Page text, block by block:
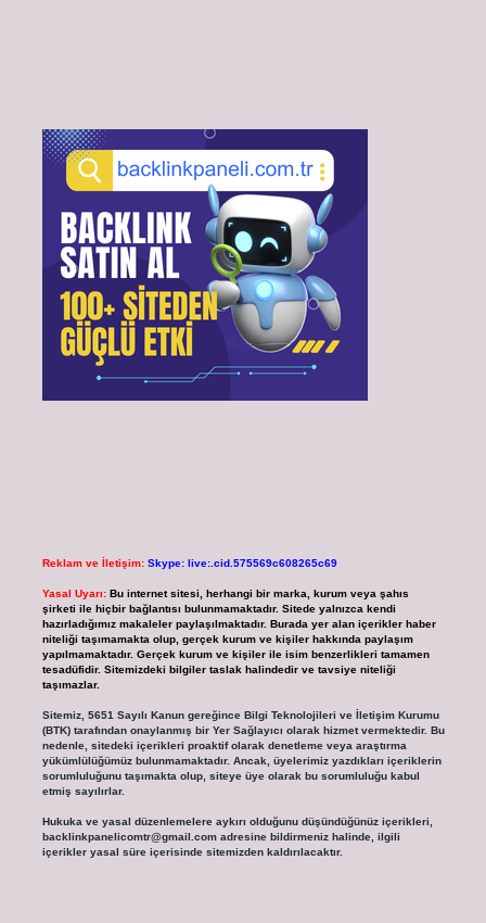
Reklam ve İletişim: Skype: live:.cid.575569c608265c69
Yasal Uyarı: Bu internet sitesi, herhangi bir marka, kurum veya şahıs
şirketi ile hiçbir bağlantısı bulunmamaktadır. Sitede yalnızca kendi
hazırladığımız makaleler paylaşılmaktadır. Burada yer alan içerikler haber
niteliği taşımamakta olup, gerçek kurum ve kişiler hakkında paylaşım
yapılmamaktadır. Gerçek kurum ve kişiler ile isim benzerlikleri tamamen
tesadüfidir. Sitemizdeki bilgiler taslak halindedir ve tavsiye niteliği
taşımazlar.
Sitemiz, 5651 Sayılı Kanun gereğince Bilgi Teknolojileri ve İletişim Kurumu
(BTK) tarafından onaylanmış bir Yer Sağlayıcı olarak hizmet vermektedir. Bu
nedenle, sitedeki içerikleri proaktif olarak denetleme veya araştırma
yükümlülüğümüz bulunmamaktadır. Ancak, üyelerimiz yazdıkları içeriklerin
sorumluluğunu taşımakta olup, siteye üye olarak bu sorumluluğu kabul
etmiş sayılırlar.
Hukuka ve yasal düzenlemelere aykırı olduğunu düşündüğünüz içerikleri,
backlinkpanelicomtr@gmail.comadresine bildirmeniz halinde, ilgili
içerikler yasal süre içerisinde sitemizden kaldırılacaktır.